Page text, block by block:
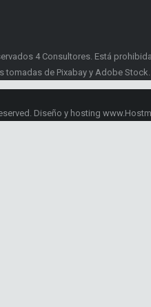
4 Consultores. Está
tomadas de Pixabay y Adobe Stock.
Diseño y hosting